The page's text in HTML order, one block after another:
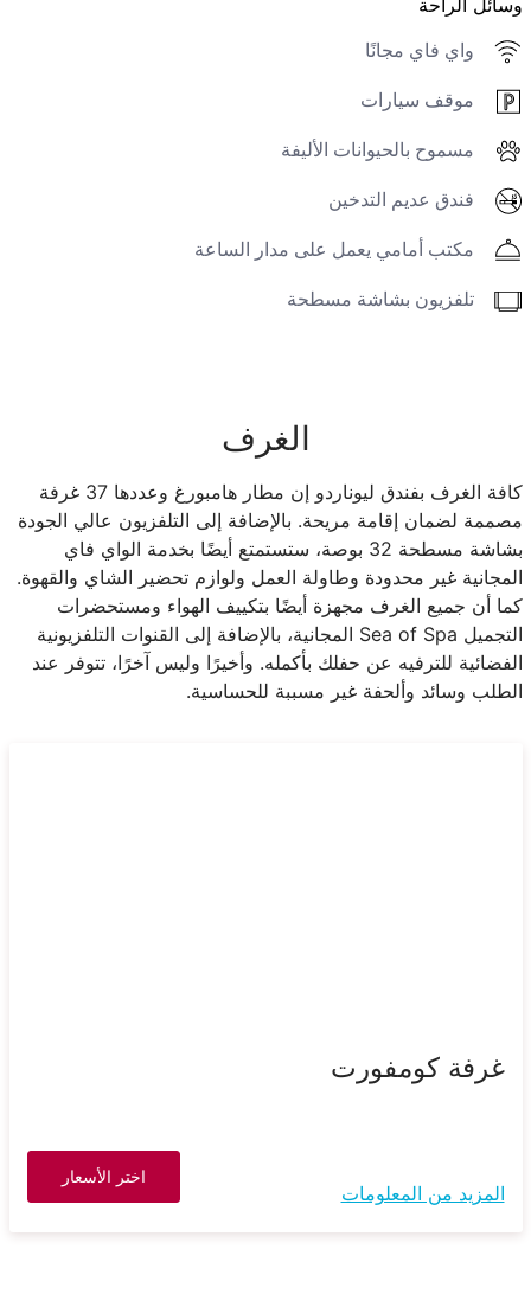
واي فاي مجانًا
موقف سيارات
مسموح بالحيوانات الأليفة
فندق عديم التدخين
مكتب أمامي يعمل على مدار الساعة
تلفزيون بشاشة مسطحة
الغرف
كافة الغرف بفندق ليوناردو إن مطار هامبورغ وعددها 37 غرفة
مصممة لضمان إقامة مريحة. بالإضافة إلى التلفزيون عالي الجودة
بشاشة مسطحة 32 بوصة، ستستمتع أيضًا بخدمة الواي فاي
المجانية غير محدودة وطاولة العمل ولوازم تحضير الشاي والقهوة.
كما أن جميع الغرف مجهزة أيضًا بتكييف الهواء ومستحضرات
التجميل Sea of Spa المجانية، بالإضافة إلى القنوات التلفزيونية
الفضائية للترفيه عن حفلك بأكمله. وأخيرًا وليس آخرًا، تتوفر عند
الطلب وسائد وألحفة غير مسببة للحساسية.
غرفة كومفورت
المزيد من المعلومات
اختر الأسعار